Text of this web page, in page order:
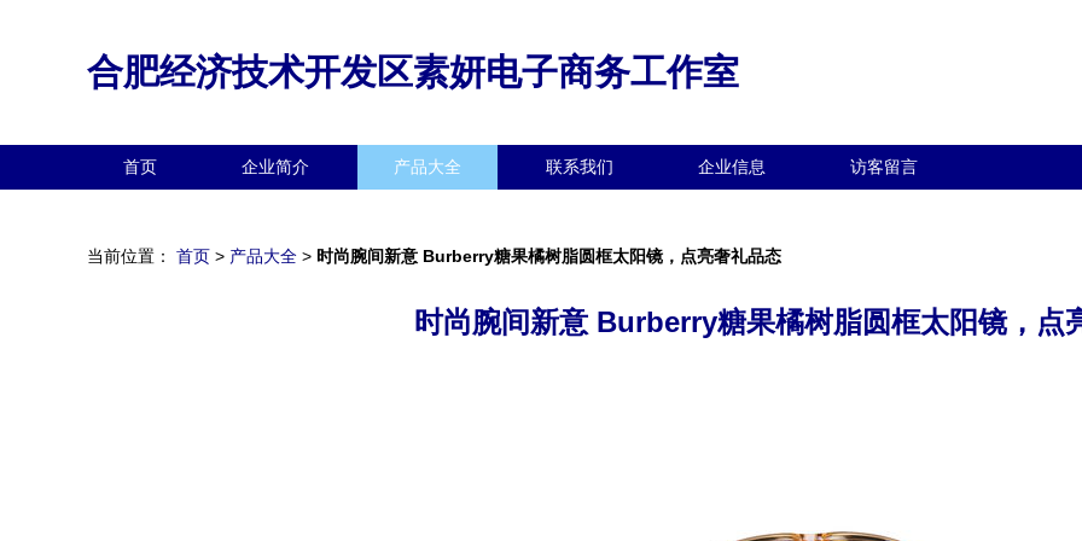
合肥经济技术开发区素妍电子商务工作室
首页 企业简介 产品大全 联系我们 企业信息 访客留言
当前位置： 首页 > 产品大全 > 时尚腕间新意 Burberry糖果橘树脂圆框太阳镜，点亮奢礼品态
时尚腕间新意 Burberry糖果橘树脂圆框太阳镜，点